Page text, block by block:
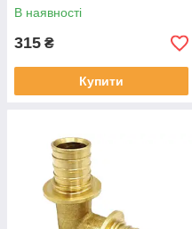
В наявності
315 ₴
Купити